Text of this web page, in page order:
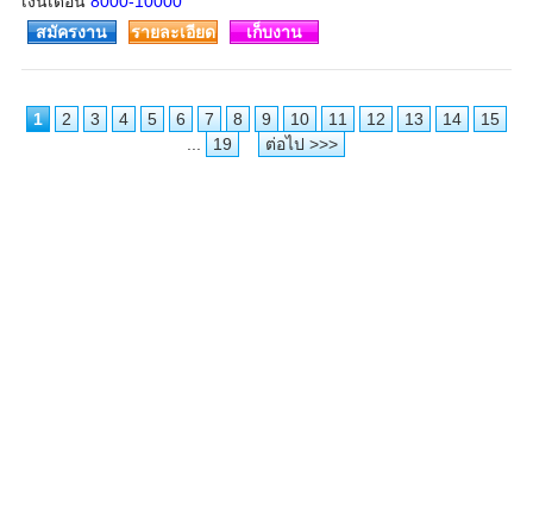
สมัครงาน รายละเอียด เก็บงาน
1 2 3 4 5 6 7 8 9 10 11 12 13 14
15
19 ต่อไป >>>